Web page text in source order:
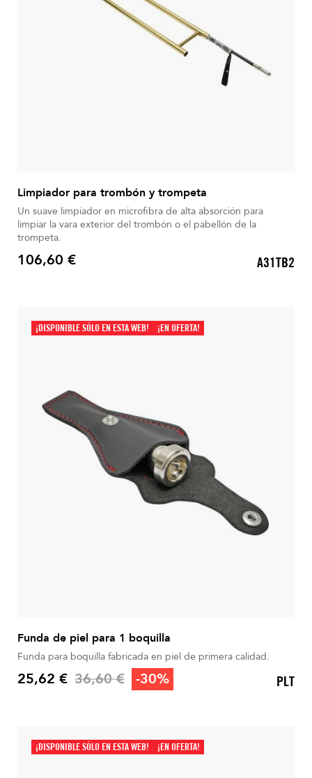
Limpiador para trombón y trompeta
Un suave limpiador en microfibra de alta absorción para
limpiar la vara exterior del trombón o el pabellón de la
trompeta.
Precio
106,60 € A31TB2
¡DISPONIBLE SÓLO EN ESTA WEB! ¡EN OFERTA!
Funda de piel para 1 boquilla
Funda para boquilla fabricada en piel de primera calidad.
Precio
25,62 € Precio base
36,60 € -30% PLT
¡DISPONIBLE SÓLO EN ESTA WEB! ¡EN OFERTA!